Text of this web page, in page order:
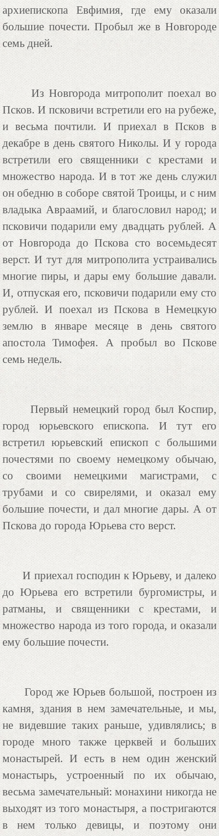
архиепископа Евфимия, где ему оказали
большие почести. Пробыл же в Новгороде
семь дней.
Из Новгорода митрополит поехал во
Псков. И псковичи встретили его на рубеже,
и весьма почтили. И приехал в Псков в
декабре в день святого Николы. И у города
встретили его священники с крестами и
множество народа. И в тот же день служил
он обедню в соборе святой Троицы, и с ним
владыка Авраамий, и благословил народ; и
псковичи подарили ему двадцать рублей. А
от Новгорода до Пскова сто восемьдесят
верст. И тут для митрополита устраивались
многие пиры, и дары ему большие давали.
И, отпуская его, псковичи подарили ему сто
рублей. И поехал из Пскова в Немецкую
землю в январе месяце в день святого
апостола Тимофея. А пробыл во Пскове
семь недель.
Первый немецкий город был Коспир,
город юрьевского епископа. И тут его
встретил юрьевский епископ с большими
почестями по своему немецкому обычаю,
со своими немецкими магистрами, с
трубами и со свирелями, и оказал ему
большие почести, и дал многие дары. А от
Пскова до города Юрьева сто верст.
И приехал господин к Юрьеву, и далеко
до Юрьева его встретили бургомистры, и
ратманы, и священники с крестами, и
множество народа из того города, и оказали
ему большие почести.
Город же Юрьев большой, построен из
камня, здания в нем замечательные, и мы,
не видевшие таких раньше, удивлялись; в
городе много также церквей и больших
монастырей. И есть в нем один женский
монастырь, устроенный по их обычаю,
весьма замечательный: монахини никогда не
выходят из того монастыря, а постригаются
в нем только девицы, и поэтому они